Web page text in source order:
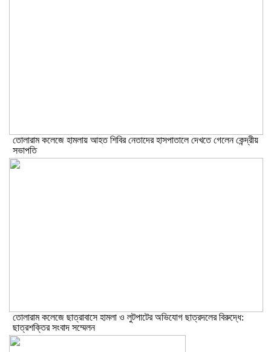
তোলারাম কলেজে হামলায় আহত শিবির নেতাদের হাসপাতালে দেখতে গেলেন কেন্দ্রীয়
সভাপতি
তোলারাম কলেজে ছাত্রাবাসে হামলা ও লুটপাটের অভিযোগ ছাত্রদলের বিরুদ্ধে:
ছাত্রশক্তির সংবাদ সম্মেলন